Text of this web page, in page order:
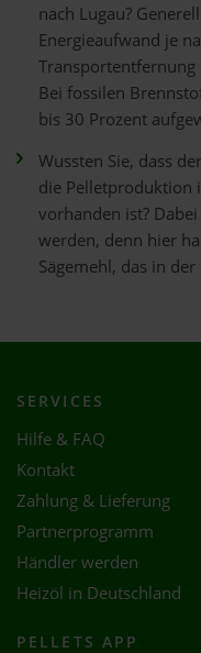
nach Lugau?
Energieaufwand je
Transportentfernung
Bei fossilen
bis 30 Prozent
Wussten Sie, dass
die Pelletproduktion
vorhanden ist?
werden, denn hier
Sägemehl, das in
SERVICES
Hilfe & FAQ
Kontakt
Zahlung & Lieferung
Partnerprogramm
Händler werden
Heizöl in Deutschland
PELLETS APP